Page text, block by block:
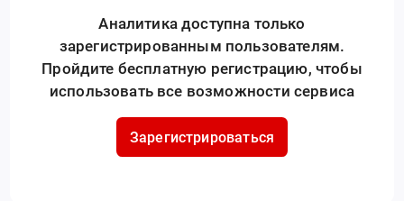
Аналитика доступна только
зарегистрированным пользователям.
Пройдите бесплатную регистрацию, чтобы
использовать все возможности сервиса
Зарегистрироваться